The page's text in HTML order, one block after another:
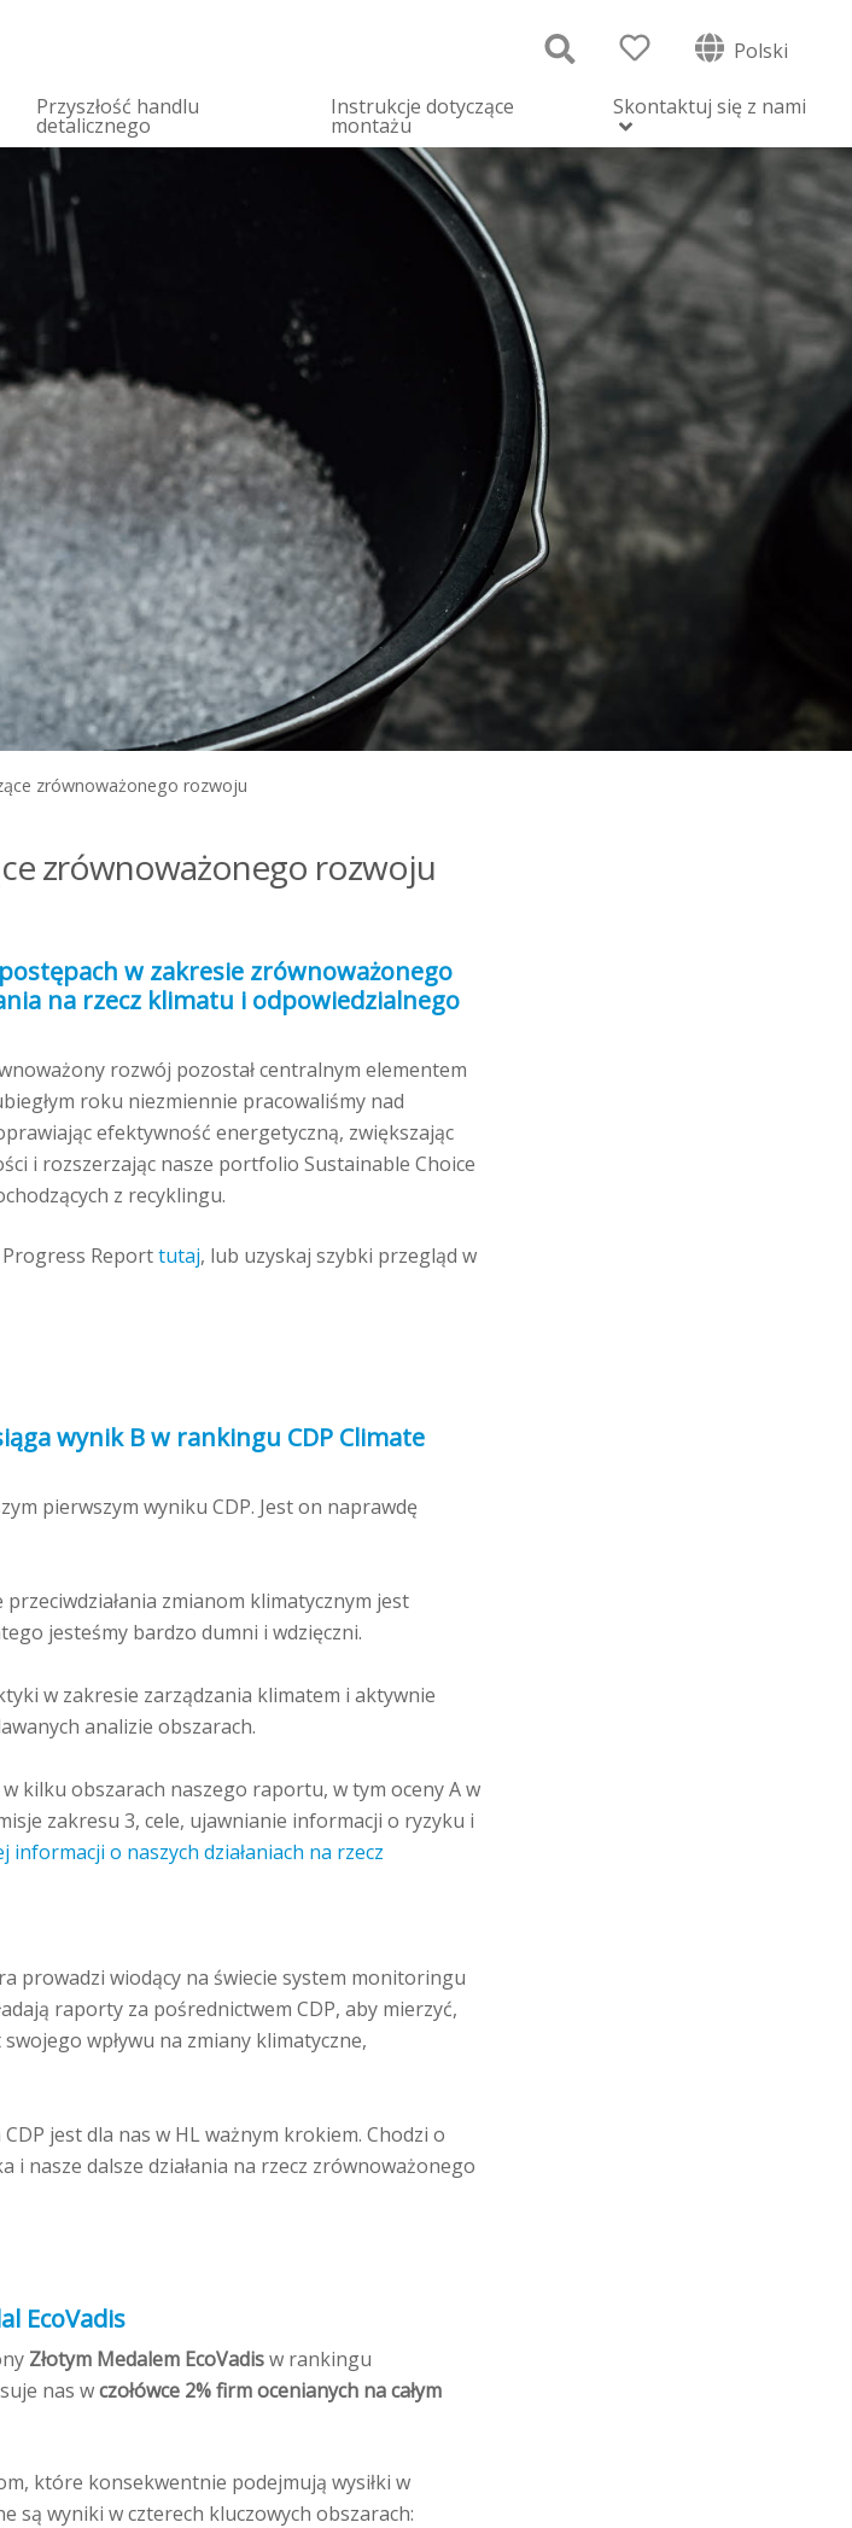
Polski
Przyszłość handlu
detalicznego
Instrukcje dotyczące
montażu
Skontaktuj się z nami
zrównoważonego rozwoju
zrównoważonego rozwoju
w zakresie zrównoważonego
na rzecz klimatu i odpowiedzialnego
rozwój pozostał centralnym elementem
roku niezmiennie pracowaliśmy nad
efektywność energetyczną, zwiększając
i rozszerzając nasze portfolio Sustainable Choice
z recyklingu.
Reporttutaj, lub uzyskaj szybki przegląd w
wynik B w rankingu CDP Climate
pierwszym wyniku CDP. Jest on naprawdę
zmianom klimatycznym jest
jesteśmy bardzo dumni i wdzięczni.
w zakresie zarządzania klimatem i aktywnie
analizie obszarach.
kilku obszarach naszego raportu, w tym oceny A w
zakresu 3, cele, ujawnianie informacji o ryzyku i
informacji o naszych działaniach na rzecz
prowadzi wiodący na świecie system monitoringu
raporty za pośrednictwem CDP, aby mierzyć,
wpływu na zmiany klimatyczne,
jest dla nas w HL ważnym krokiem. Chodzi o
nasze dalsze działania na rzecz zrównoważonego
EcoVadis
Złotym Medalem EcoVadisw rankingu
nas wczołówce 2% firm ocenianych na całym
które konsekwentnie podejmują wysiłki w
są wyniki w czterech kluczowych obszarach: